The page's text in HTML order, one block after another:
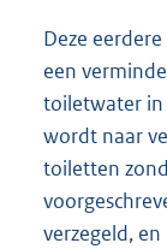
Deze
een
toiletwater
wordt naar
toiletten
verzegeld,